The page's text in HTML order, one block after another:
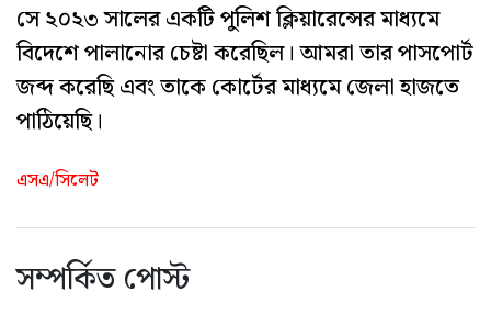
সে ২০২৩ সালের একটি পুলিশ ক্লিয়ারেন্সের মাধ্যমে
বিদেশে পালানোর চেষ্টা করেছিল। আমরা তার পাসপোর্ট
জব্দ করেছি এবং তাকে কোর্টের মাধ্যমে জেলা হাজতে
পাঠিয়েছি।
এসএ/সিলেট
সম্পর্কিত পোস্ট